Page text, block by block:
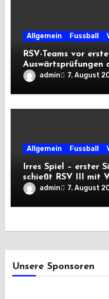
Allgemein Fussball
RSV-Teams vor
Auswärtsprüfungen
admin 7. August
Allgemein Fussball
Irres Spiel – erster
schießt RSV III mit
Premiere
admin 7. August
Unsere Sponsoren